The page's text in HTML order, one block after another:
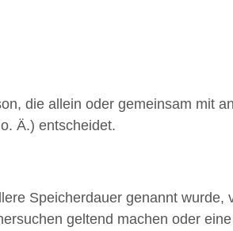
die allein oder gemeinsam mit
Ä.) entscheidet.
Speicherdauer genannt
geltend machen oder